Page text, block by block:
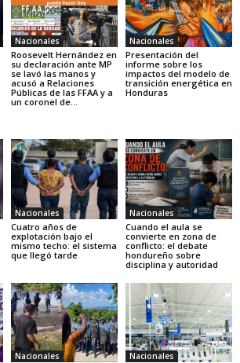
Nacionales
Roosevelt Hernández en
su declaración ante MP
se lavó las manos y
acusó a Relaciones
Públicas de las FFAA y a
un coronel de...
Nacionales
Presentación del
informe sobre los
impactos del modelo de
transición energética en
Honduras
Nacionales
Cuatro años de
explotación bajo el
mismo techo: el sistema
que llegó tarde
Nacionales
Cuando el aula se
convierte en zona de
conflicto: el debate
hondureño sobre
disciplina y autoridad
Nacionales Nacionales